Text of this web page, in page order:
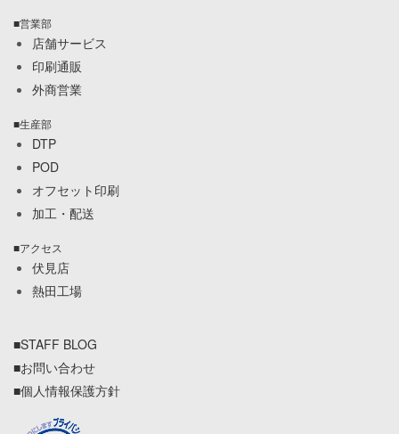
■営業部
店舗サービス
印刷通販
外商営業
■生産部
DTP
POD
オフセット印刷
加工・配送
■アクセス
伏見店
熱田工場
■STAFF BLOG
■お問い合わせ
■個人情報保護方針